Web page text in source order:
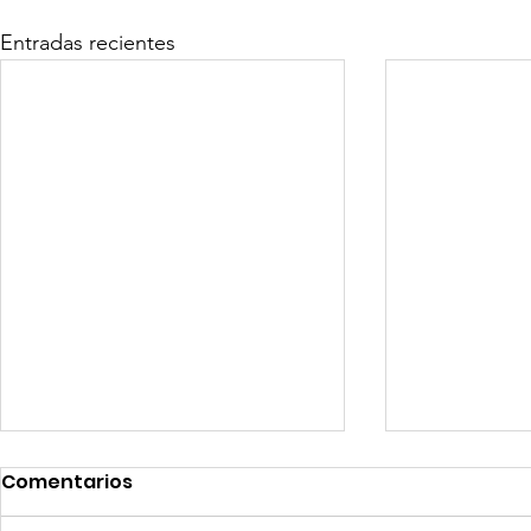
Entradas recientes
Comentarios